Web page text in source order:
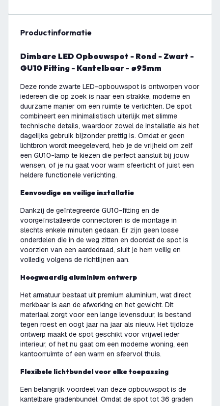
productinformatie
Dimbare LED Opbouwspot - Rond - Zwart -
GU10 Fitting - Kantelbaar - ø95mm
Deze ronde zwarte LED-opbouwspot is ontworpen voor
iedereen die op zoek is naar een strakke, moderne en
duurzame manier om een ruimte te verlichten. De spot
combineert een minimalistisch uiterlijk met slimme
technische details, waardoor zowel de installatie als het
dagelijks gebruik bijzonder prettig is. Omdat er geen
lichtbron wordt meegeleverd, heb je de vrijheid om zelf
een GU10-lamp te kiezen die perfect aansluit bij jouw
wensen, of je nu gaat voor warm sfeerlicht of juist een
heldere functionele verlichting.
Eenvoudige en veilige installatie
Dankzij de geïntegreerde GU10-fitting en de
voorgeïnstalleerde connectoren is de montage in
slechts enkele minuten gedaan. Er zijn geen losse
onderdelen die in de weg zitten en doordat de spot is
voorzien van een aardedraad, sluit je hem veilig en
volledig volgens de richtlijnen aan.
Hoogwaardig aluminium ontwerp
Het armatuur bestaat uit premium aluminium, wat direct
merkbaar is aan de afwerking en het gewicht. Dit
materiaal zorgt voor een lange levensduur, is bestand
tegen roest en oogt jaar na jaar als nieuw. Het tijdloze
ontwerp maakt de spot geschikt voor vrijwel ieder
interieur, of het nu gaat om een moderne woning, een
kantoorruimte of een warm en sfeervol thuis.
Flexibele lichtbundel voor elke toepassing
Een belangrijk voordeel van deze opbouwspot is de
kantelbare gradenbundel. Omdat de spot tot 36 graden